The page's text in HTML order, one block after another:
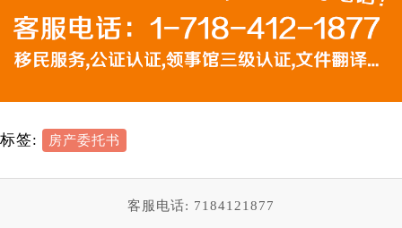
标签: 房产委托书
客服电话: 7184121877